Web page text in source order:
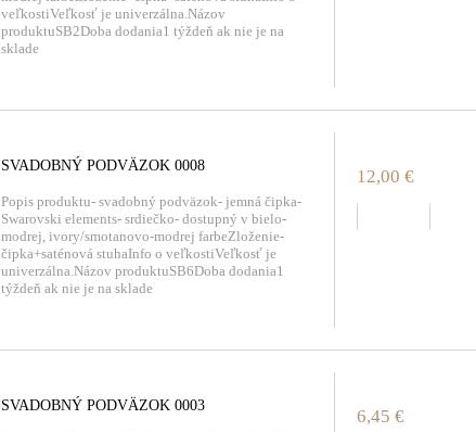
veľkostiVeľkosť je univerzálna.Názov
produktuSB2Doba dodania1 týždeň ak nie je na
sklade
SVADOBNÝ PODVÄZOK 0008
Popis produktu- svadobný podväzok- jemná čipka-
Swarovski elements- srdiečko- dostupný v bielo-
modrej, ivory/smotanovo-modrej farbeZloženie-
čipka+saténová stuhaInfo o veľkostiVeľkosť je
univerzálna.Názov produktuSB6Doba dodania1
týždeň ak nie je na sklade
12,00 €
SVADOBNÝ PODVÄZOK 0003
6,45 €